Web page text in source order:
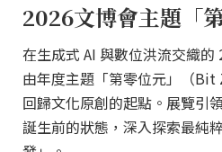
2026文博會主題「第
在生成式 AI 與數位洪流交織
由年度主題「第零位元」（
回歸文化原創的起點。展覽引
誕生前的狀態，深入探索最純